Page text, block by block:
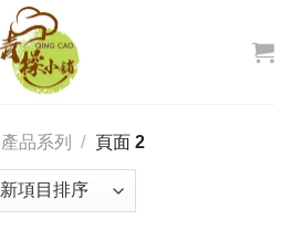
產品系列 / 頁面 2